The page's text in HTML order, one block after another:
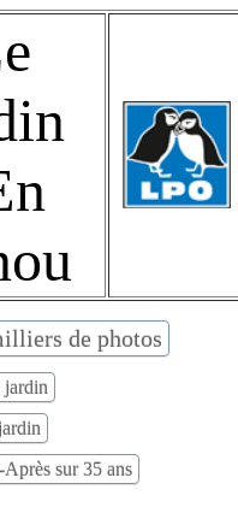
de photos
jardin
sur 35 ans